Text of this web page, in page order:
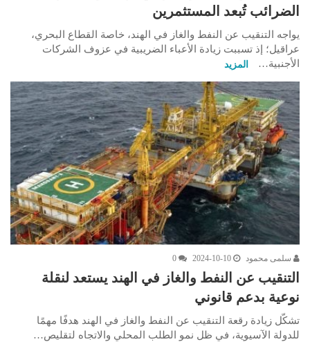
الضرائب تُبعد المستثمرين
يواجه التنقيب عن النفط والغاز في الهند، خاصة القطاع البحري،
عراقيل؛ إذ تسببت زيادة الأعباء الضريبية في عزوف الشركات
الأجنبية…
المزيد
سلمى محمود 2024-10-10
0
التنقيب عن النفط والغاز في الهند يستعد لنقلة
نوعية بدعم قانوني
تشكّل زيادة رقعة التنقيب عن النفط والغاز في الهند هدفًا مهمًا
للدولة الآسيوية، في ظل نمو الطلب المحلي والاتجاه لتقليص…